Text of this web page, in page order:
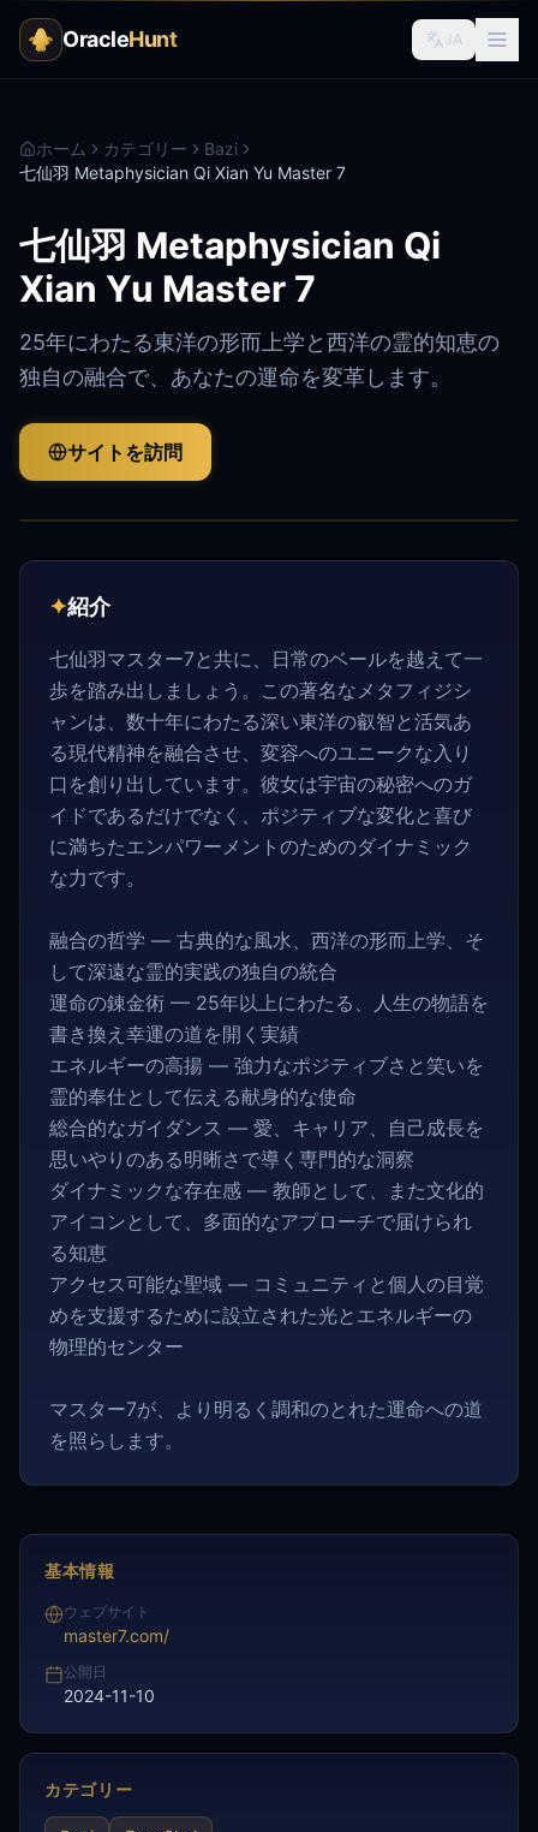
OracleHunt JA
ホーム カテゴリー
Bazi
七仙羽 Metaphysician Qi Xian Yu Master 7
七仙羽 Metaphysician Qi
Xian Yu Master 7
25年にわたる東洋の形而上学と西洋の霊的知恵の
独自の融合で、あなたの運命を変革します。
サイトを訪問
✦紹介
七仙羽マスター7と共に、日常のベールを越えて一
歩を踏み出しましょう。この著名なメタフィジシ
ャンは、数十年にわたる深い東洋の叡智と活気あ
る現代精神を融合させ、変容へのユニークな入り
口を創り出しています。彼女は宇宙の秘密へのガ
イドであるだけでなく、ポジティブな変化と喜び
に満ちたエンパワーメントのためのダイナミック
な力です。
融合の哲学 — 古典的な風水、西洋の形而上学、そ
して深遠な霊的実践の独自の統合
運命の錬金術 — 25年以上にわたる、人生の物語を
書き換え幸運の道を開く実績
エネルギーの高揚 — 強力なポジティブさと笑いを
霊的奉仕として伝える献身的な使命
総合的なガイダンス — 愛、キャリア、自己成長を
思いやりのある明晰さで導く専門的な洞察
ダイナミックな存在感 — 教師として、また文化的
アイコンとして、多面的なアプローチで届けられ
る知恵
アクセス可能な聖域 — コミュニティと個人の目覚
めを支援するために設立された光とエネルギーの
物理的センター
マスター7が、より明るく調和のとれた運命への道
を照らします。
基本情報
ウェブサイト
master7.com/
公開日
2024-11-10
カテゴリー